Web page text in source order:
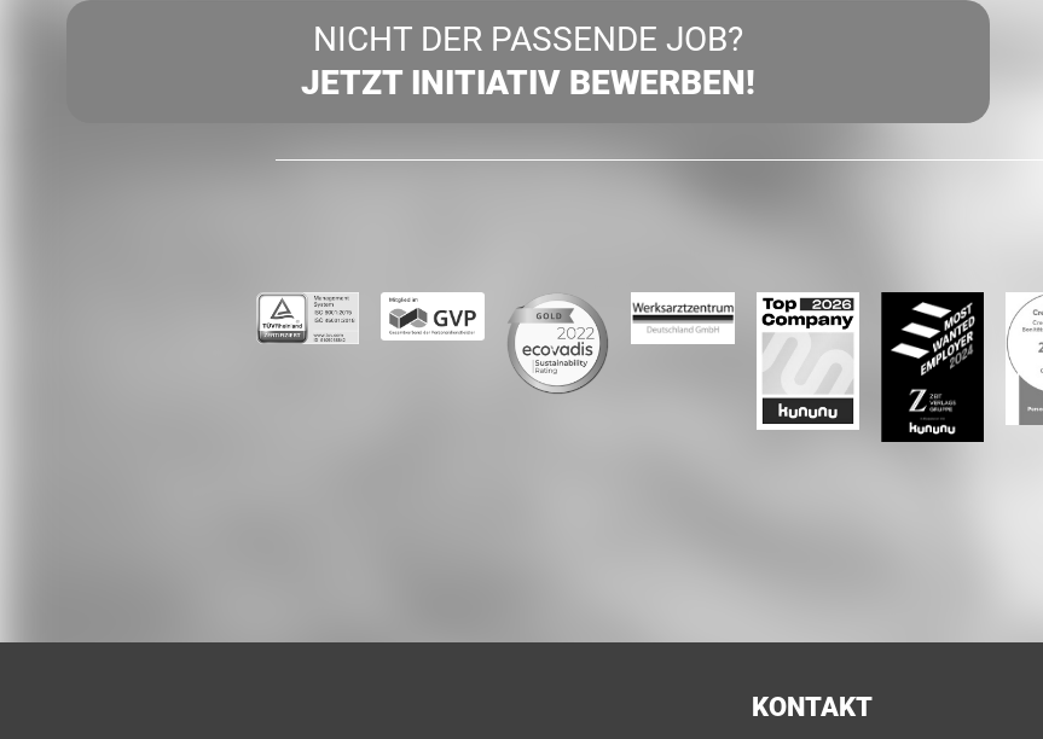
NICHT DER PASSENDE JOB?
JETZT INITIATIV BEWERBEN!
KONTAKT